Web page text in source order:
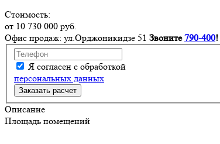
Стоимость:
от 10 730 000 руб.
Офис продаж: ул.Орджоникидзе 51 Звоните790-400!
Я согласен с обработкой
персональных данных
Описание
Площадь помещений